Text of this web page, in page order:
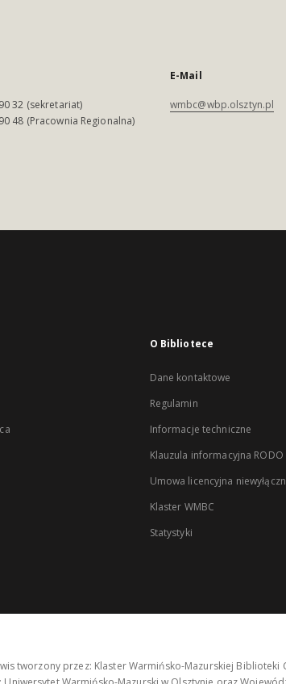
32 (sekretariat)
48 (Pracownia Regionalna)
E-Mail
wmbc@wbp.olsztyn.pl
O Bibliotece
Dane kontaktowe
Regulamin
Informacje techniczne
Klauzula informacyjna RODO
Umowa licencyjna
Klaster WMBC
Statystyki
tworzony przez: Klaster Warmińsko-Mazurskiej Biblioteki